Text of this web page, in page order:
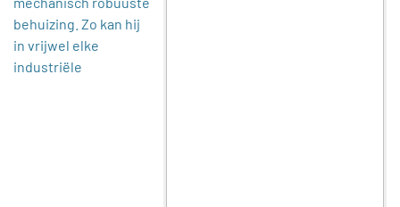
behuizing. Zo kan hij
in vrijwel elke
industriële